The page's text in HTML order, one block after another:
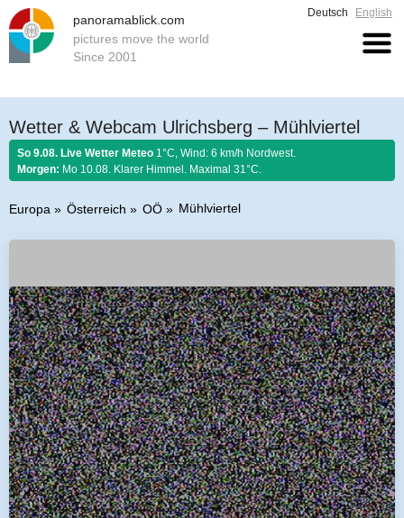
panoramablick.com
pictures move the world
Since 2001
Deutsch English
Wetter & Webcam Ulrichsberg – Mühlviertel
So 9.08. Live Wetter Meteo 1°C, Wind: 6 km/h Nordwest.
Morgen: Mo 10.08. Klarer Himmel. Maximal 31°C.
Europa Österreich OÖ Mühlviertel